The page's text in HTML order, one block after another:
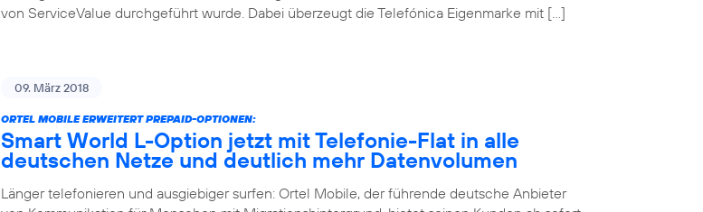
von ServiceValue durchgeführt wurde. Dabei überzeugt die Telefónica Eigenmarke mit […]
09. März 2018
ORTEL MOBILE ERWEITERT PREPAID-OPTIONEN:
Smart World L-Option jetzt mit Telefonie-Flat in alle
deutschen Netze und deutlich mehr Datenvolumen
Länger telefonieren und ausgiebiger surfen: Ortel Mobile, der führende deutsche Anbieter